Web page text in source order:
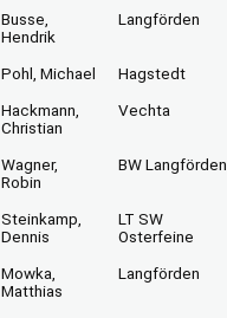
Busse,
Hendrik
Langförden
Pohl, Michael Hagstedt
Hackmann,
Christian
Vechta
Wagner,
Robin
BW Langförden
Steinkamp,
Dennis
LT SW
Osterfeine
Mowka,
Matthias
Langförden